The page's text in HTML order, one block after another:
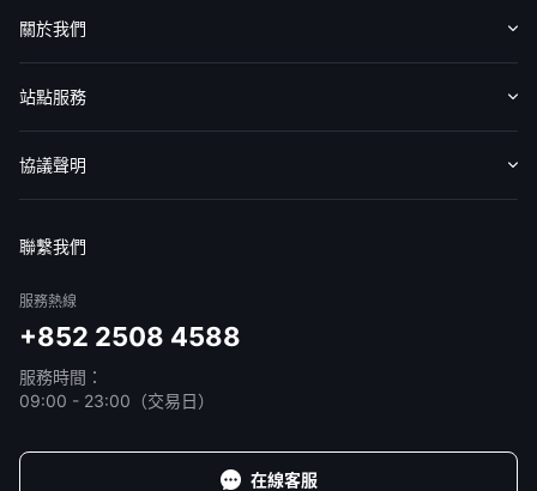
關於我們
認識華盛
媒體報導
意見反饋
站點服務
收費標準
交易工具
幫助中心
協議聲明
聯繫我們
服務熱線
+852 2508 4588
服務時間：
09:00 - 23:00（交易日）
在線客服